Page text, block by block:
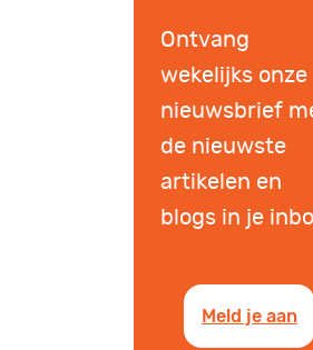
Ontvang
wekelijks onze
nieuwsbrief
de nieuwste
artikelen en
blogs in je
Meld je aan